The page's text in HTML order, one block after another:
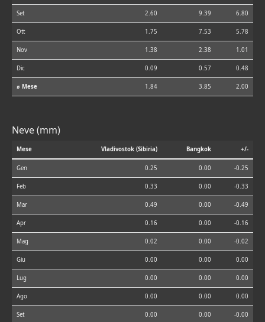
Set 2.60 9.39 6.80
Ott 1.75 7.53 5.78
Nov 1.38 2.38 1.01
Dic 0.09 0.57 0.48
⌀ Mese 1.84 3.85 2.00
Neve (mm)
Mese Vladivostok (Sibiria) Bangkok +/-
Gen 0.25 0.00 -0.25
Feb 0.33 0.00 -0.33
Mar 0.49 0.00 -0.49
Apr 0.16 0.00 -0.16
Mag 0.02 0.00 -0.02
Giu 0.00 0.00 0.00
Lug 0.00 0.00 0.00
Ago 0.00 0.00 0.00
Set 0.00 0.00 -0.00